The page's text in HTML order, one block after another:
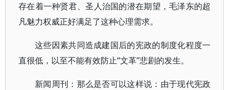
存在着一种贤君、圣人治国的潜在期望，毛泽东的超
凡魅力权威正好满足了这种心理需求。
这些因素共同造成建国后的宪政的制度化程度一
直很低，以至不能有效防止“文革”悲剧的发生。
新闻周刊：那么是否可以这样说：由于现代宪政